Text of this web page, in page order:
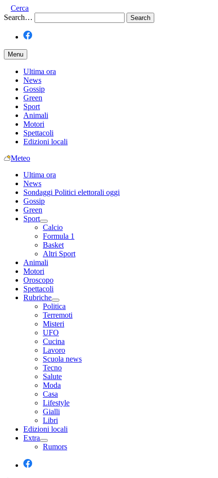
Cerca
Search…
Menu
Ultima ora
News
Gossip
Green
Sport
Animali
Motori
Spettacoli
Edizioni locali
Meteo
Ultima ora
News
Sondaggi Politici elettorali oggi
Gossip
Green
Sport
Calcio
Formula 1
Basket
Altri Sport
Animali
Motori
Oroscopo
Spettacoli
Rubriche
Politica
Terremoti
Misteri
UFO
Cucina
Lavoro
Scuola news
Tecno
Salute
Moda
Casa
Lifestyle
Gialli
Libri
Edizioni locali
Extra
Rumors